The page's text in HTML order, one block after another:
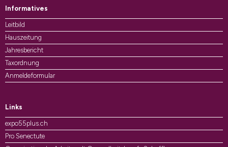
Informatives
Leitbild
Hauszeitung
Jahresbericht
Taxordnung
Anmeldeformular
Links
expo55plus.ch
Pro Senectute